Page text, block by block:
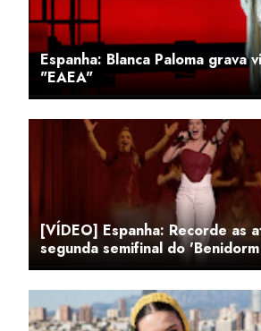
Espanha: Blanca Paloma grava
"EAEA"
[VÍDEO] Espanha: Recorde as
segunda semifinal do